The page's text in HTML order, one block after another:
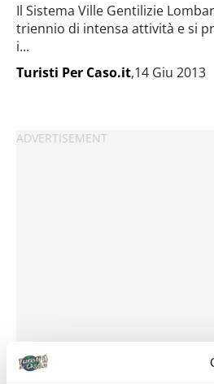
Il Sistema Ville Gentilizie
triennio di intensa attività e si
i...
Turisti Per Caso.it,14 Giu 2013